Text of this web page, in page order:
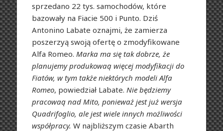
sprzedano 22 tys. samochodów, które
bazowały na Fiacie 500 i Punto. Dziś
Antonino Labate oznajmi, że zamierza
poszerzyą swoją ofertę o zmodyfikowane
Alfa Romeo. Marka ma się tak dobrze, że
planujemy produkowaą więcej modyfikacji do
Fiatów, w tym także niektórych modeli Alfa
Romeo, powiedział Labate. Nie będziemy
pracowaą nad Mito, ponieważ jest już wersja
Quadrifoglio, ale jest wiele innych możliwości
współpracy. W najbliższym czasie Abarth